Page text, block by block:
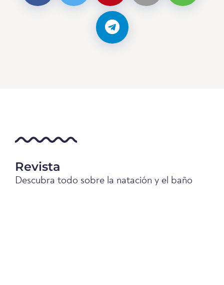
Revista
Descubra todo sobre la natación y el baño